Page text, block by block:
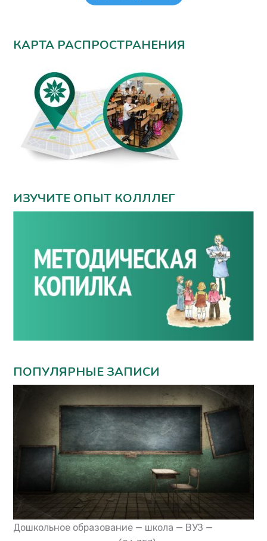
КАРТА РАСПРОСТРАНЕНИЯ
ИЗУЧИТЕ ОПЫТ КОЛЛЛЕГ
ПОПУЛЯРНЫЕ ЗАПИСИ
Дошкольное образование — школа — ВУЗ —